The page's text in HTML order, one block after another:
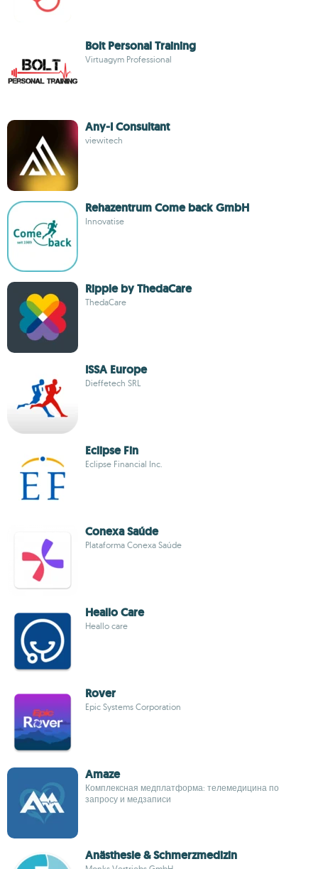
Bolt Personal Training
Virtuagym Professional
Any-I Consultant
viewitech
Rehazentrum Come back GmbH
Innovatise
Ripple by ThedaCare
ThedaCare
ISSA Europe
Dieffetech SRL
Eclipse Fin
Eclipse Financial Inc.
Conexa Saúde
Plataforma Conexa Saúde
Heallo Care
Heallo care
Rover
Epic Systems Corporation
Amaze
Комплексная медплатформа: телемедицина по
запросу и медзаписи
Anästhesie & Schmerzmedizin